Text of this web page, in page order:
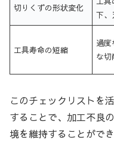
切りくずの形状変化
下、
工具寿命の短縮
過度
な切
このチェックリストを
することで、加工不良
境を維持することができ